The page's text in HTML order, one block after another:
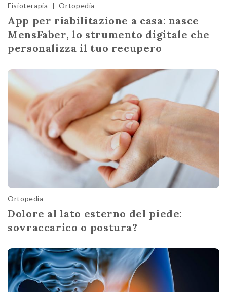
Fisioterapia | Ortopedia
App per riabilitazione a casa: nasce
MensFaber, lo strumento digitale che
personalizza il tuo recupero
Ortopedia
Dolore al lato esterno del piede:
sovraccarico o postura?